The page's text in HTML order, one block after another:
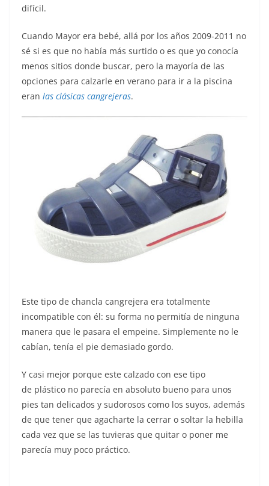
difícil.
Cuando Mayor era bebé, allá por los años 2009-2011 no
sé si es que no había más surtido o es que yo conocía
menos sitios donde buscar, pero la mayoría de las
opciones para calzarle en verano para ir a la piscina
eran las clásicas cangrejeras.
Este tipo de chancla cangrejera era totalmente
incompatible con él: su forma no permitía de ninguna
manera que le pasara el empeine. Simplemente no le
cabían, tenía el pie demasiado gordo.
Y casi mejor porque este calzado con ese tipo
de plástico no parecía en absoluto bueno para unos
pies tan delicados y sudorosos como los suyos, además
de que tener que agacharte la cerrar o soltar la hebilla
cada vez que se las tuvieras que quitar o poner me
parecía muy poco práctico.